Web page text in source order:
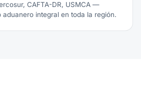
CAFTA-DR, USMCA —
aduanero integral en toda la región.